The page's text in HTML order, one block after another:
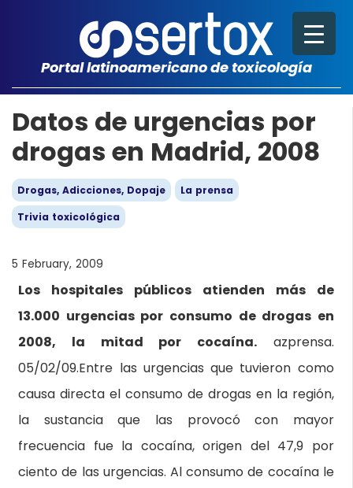
Portal latinoamericano de toxicología
Datos de urgencias por
drogas en Madrid, 2008
Drogas, Adicciones, Dopaje
La prensa
Trivia toxicológica
5 February, 2009
Los hospitales públicos atienden más de
13.000 urgencias por consumo de drogas en
2008, la mitad por cocaína. azprensa.
05/02/09.Entre las urgencias que tuvieron como
causa directa el consumo de drogas en la región,
la sustancia que las provocó con mayor
frecuencia fue la cocaína, origen del 47,9 por
ciento de las urgencias. Al consumo de cocaína le